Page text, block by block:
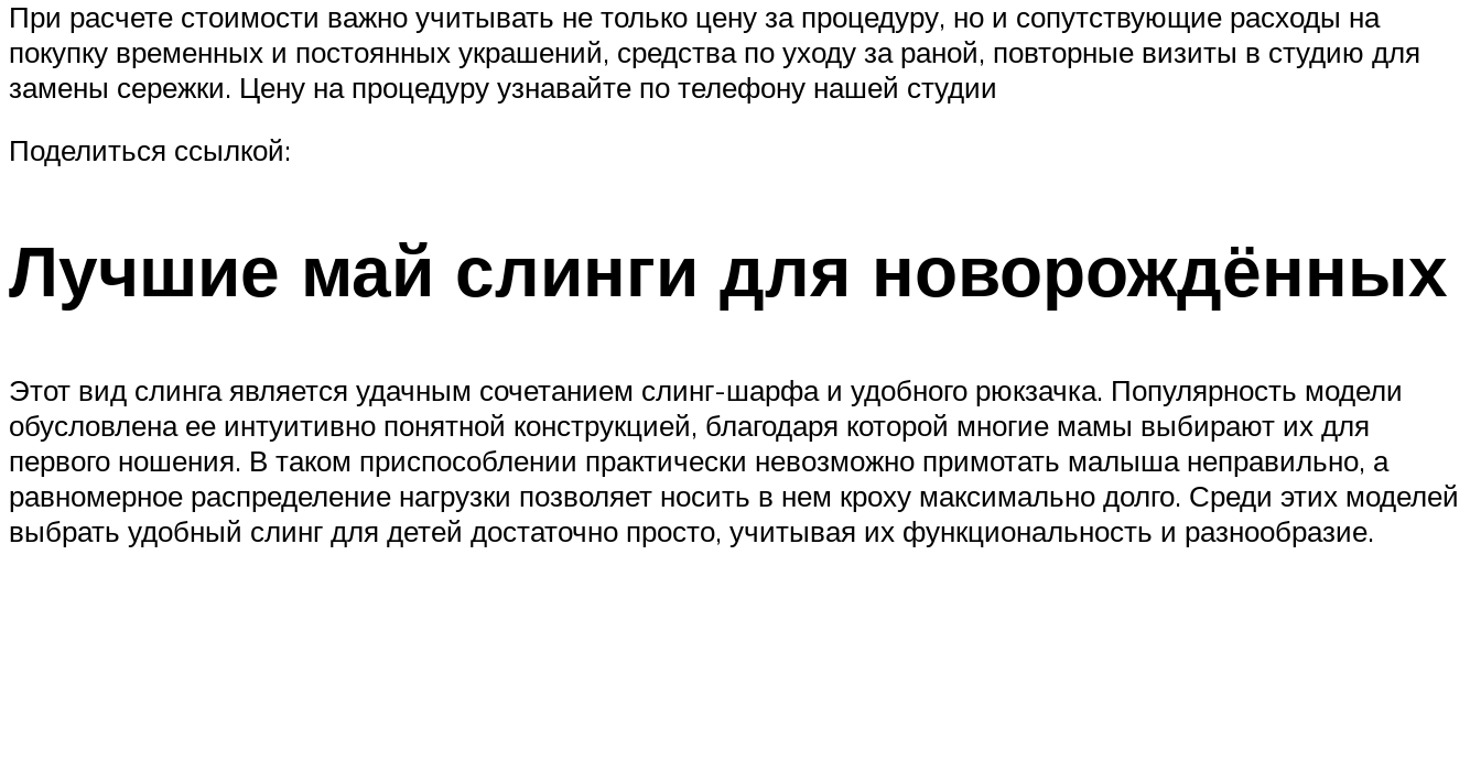
При расчете стоимости важно учитывать не только цену за процедуру, но и сопутствующие расходы на
покупку временных и постоянных украшений, средства по уходу за раной, повторные визиты в студию для
замены сережки. Цену на процедуру узнавайте по телефону нашей студии
Поделиться ссылкой:
Лучшие май слинги для новорождённых
Этот вид слинга является удачным сочетанием слинг-шарфа и удобного рюкзачка. Популярность модели
обусловлена ее интуитивно понятной конструкцией, благодаря которой многие мамы выбирают их для
первого ношения. В таком приспособлении практически невозможно примотать малыша неправильно, а
равномерное распределение нагрузки позволяет носить в нем кроху максимально долго. Среди этих моделей
выбрать удобный слинг для детей достаточно просто, учитывая их функциональность и разнообразие.